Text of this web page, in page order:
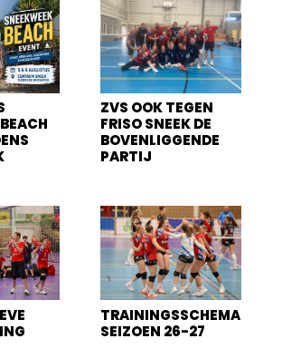
ZVS OOK TEGEN
FRISO SNEEK DE
BOVENLIGGENDE
PARTIJ
TRAININGSSCHEMA
SEIZOEN 26-27